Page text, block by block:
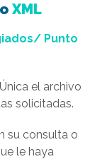
XML
Punto
el archivo
solicitadas.
su consulta o
le haya